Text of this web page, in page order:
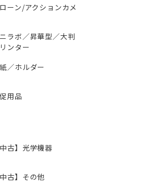
ーン/アクションカメ
ラボ／昇華型／大判
ンター
／ホルダー
用品
中古】光学機器
中古】その他